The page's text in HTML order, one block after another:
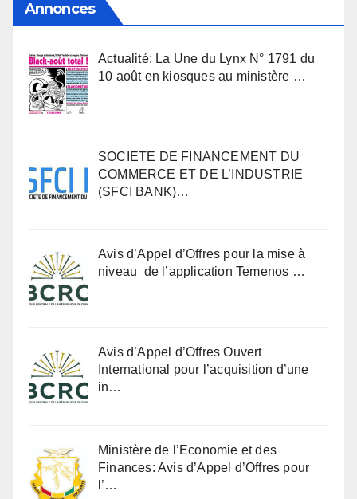
Annonces
Actualité: La Une du Lynx N° 1791 du
10 août en kiosques au ministère …
SOCIETE DE FINANCEMENT DU
COMMERCE ET DE L’INDUSTRIE
(SFCI BANK)…
Avis d’Appel d’Offres pour la mise à
niveau de l’application Temenos …
Avis d’Appel d’Offres Ouvert
International pour l’acquisition d’une
in…
Ministère de l’Economie et des
Finances: Avis d’Appel d’Offres pour
l’…